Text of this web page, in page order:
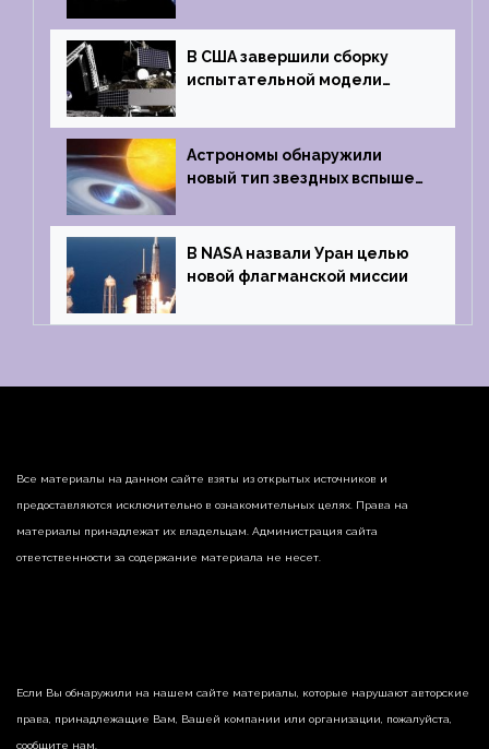
В США завершили сборку
испытательной модели
Griffin
Астрономы обнаружили
новый тип звездных вспышек
В NASA назвали Уран целью
новой флагманской миссии
Все материалы на данном сайте взяты из открытых источников и
предоставляются исключительно в ознакомительных целях. Права на
материалы принадлежат их владельцам. Администрация сайта
ответственности за содержание материала не несет.
Если Вы обнаружили на нашем сайте материалы, которые нарушают авторские
права, принадлежащие Вам, Вашей компании или организации, пожалуйста,
сообщите нам.